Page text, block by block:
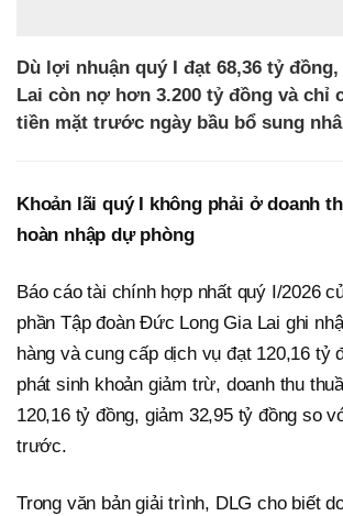
Dù lợi nhuận quý I đạt 68,36 tỷ
Lai còn nợ hơn 3.200 tỷ đồng và chỉ
tiền mặt trước ngày bầu bổ sung
Khoản lãi quý I không phải ở doanh
hoàn nhập dự phòng
Báo cáo tài chính hợp nhất quý I/2026
phần Tập đoàn Đức Long Gia Lai ghi
hàng và cung cấp dịch vụ đạt 120,16 tỷ
phát sinh khoản giảm trừ, doanh thu
120,16 tỷ đồng, giảm 32,95 tỷ đồng so
trước.
Trong văn bản giải trình, DLG cho biết